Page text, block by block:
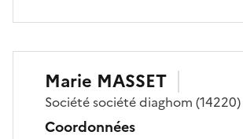
Marie MASSET
Sociétésociété diaghom (14220)
Coordonnées